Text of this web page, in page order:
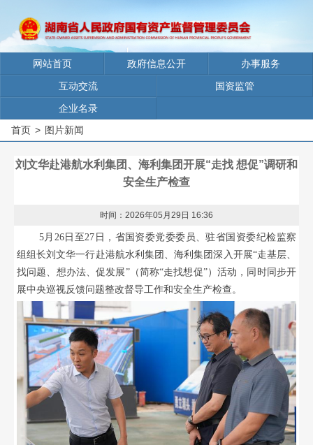
网站首页 政府信息公开
办事服务
互动交流
国资监管
企业名录
首页 > 图片新闻
刘文华赴港航水利集团、海利集团开展“走找 想促”调研和
安全生产检查
时间：2026年05月29日 16:36
5月26日至27日，省国资委党委委员、驻省国资委纪检监察
组组长刘文华一行赴港航水利集团、海利集团深入开展“走基层、
找问题、想办法、促发展”（简称“走找想促”）活动，同时同步开
展中央巡视反馈问题整改督导工作和安全生产检查。